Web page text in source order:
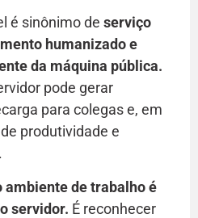
é sinônimo de serviço
humanizado e
da máquina pública.
pode gerar
para colegas e, em
produtividade e
ambiente de trabalho é
servidor. É reconhecer